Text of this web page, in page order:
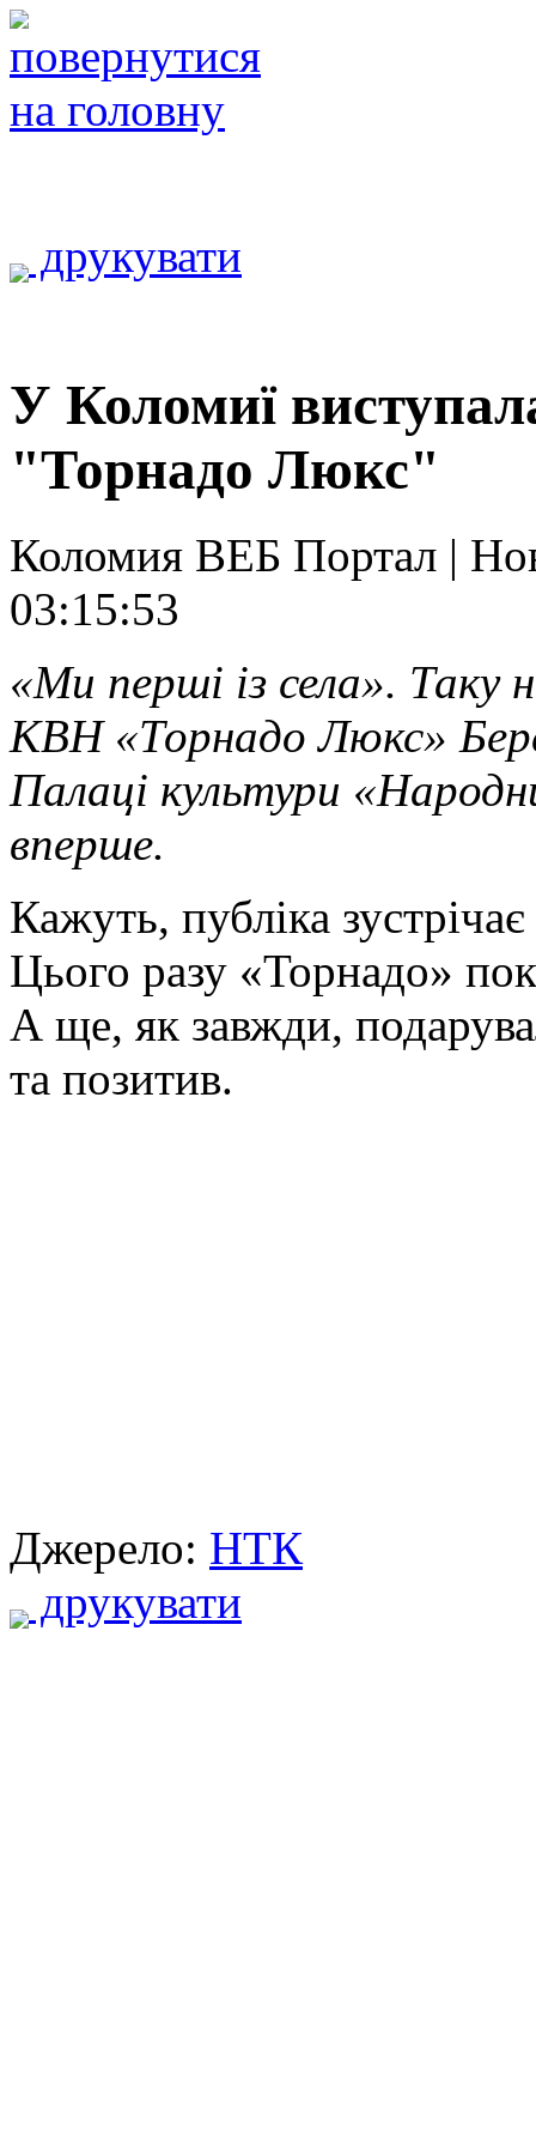
друкувати
У Коломиї
"Торнадо Люкс"
Коломия ВЕБ Портал |
03:15:53
«Ми перші із села». Таку
КВН «Торнадо Люкс»
Палаці культури
вперше.
Кажуть, публіка
Цього разу «Торнадо»
А ще, як завжди,
та позитив.
Джерело: НТК
друкувати